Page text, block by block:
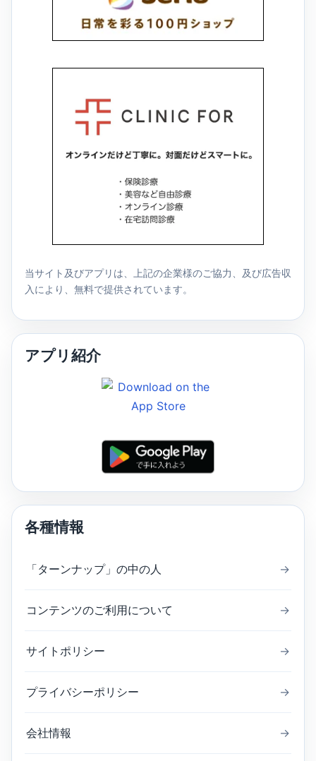
当サイト及びアプリは、上記の企業様のご協力、及び広告収
入により、無料で提供されています。
アプリ紹介
各種情報
「ターンナップ」の中の人 →
コンテンツのご利用について →
サイトポリシー →
プライバシーポリシー →
会社情報 →